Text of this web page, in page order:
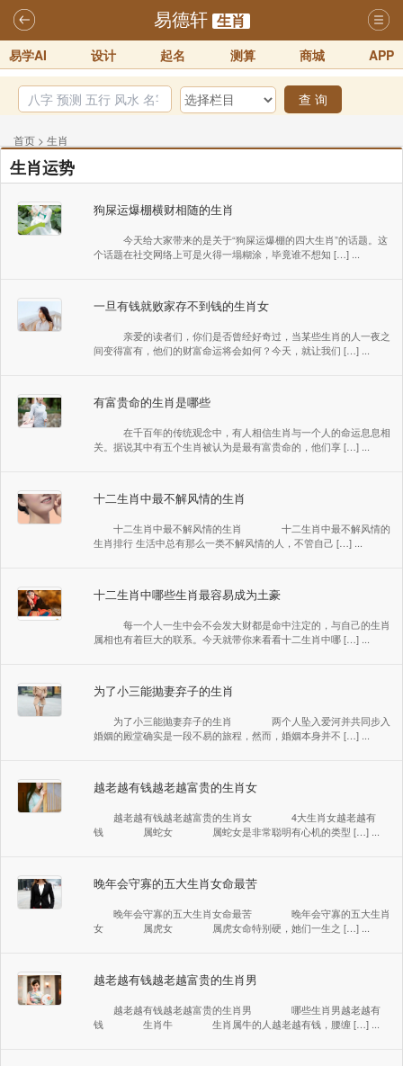
易德轩 生肖
易学AI 设计 起名 测算 商城 APP
查 询
首页 > 生肖
生肖运势
狗屎运爆棚横财相随的生肖
今天给大家带来的是关于“狗屎运爆棚的四大生肖”的话题。这
个话题在社交网络上可是火得一塌糊涂，毕竟谁不想知 […] ...
一旦有钱就败家存不到钱的生肖女
亲爱的读者们，你们是否曾经好奇过，当某些生肖的人一夜之
间变得富有，他们的财富命运将会如何？今天，就让我们 […] ...
有富贵命的生肖是哪些
在千百年的传统观念中，有人相信生肖与一个人的命运息息相
关。据说其中有五个生肖被认为是最有富贵命的，他们享 […] ...
十二生肖中最不解风情的生肖
十二生肖中最不解风情的生肖 十二生肖中最不解风情的
生肖排行 生活中总有那么一类不解风情的人，不管自己 […] ...
十二生肖中哪些生肖最容易成为土豪
每一个人一生中会不会发大财都是命中注定的，与自己的生肖
属相也有着巨大的联系。今天就带你来看看十二生肖中哪 […] ...
为了小三能抛妻弃子的生肖
为了小三能抛妻弃子的生肖 两个人坠入爱河并共同步入
婚姻的殿堂确实是一段不易的旅程，然而，婚姻本身并不 […] ...
越老越有钱越老越富贵的生肖女
越老越有钱越老越富贵的生肖女 4大生肖女越老越有
钱 属蛇女 属蛇女是非常聪明有心机的类型 […] ...
晚年会守寡的五大生肖女命最苦
晚年会守寡的五大生肖女命最苦 晚年会守寡的五大生肖
女 属虎女 属虎女命特别硬，她们一生之 […] ...
越老越有钱越老越富贵的生肖男
越老越有钱越老越富贵的生肖男 哪些生肖男越老越有
钱 生肖牛 生肖属牛的人越老越有钱，腰缠 […] ...